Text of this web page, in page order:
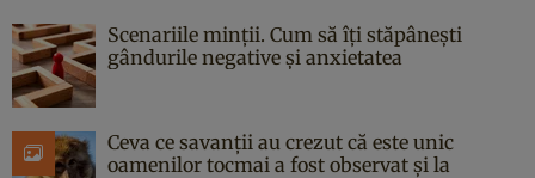
Scenariile minții. Cum să îți stăpânești
gândurile negative și anxietatea
Ceva ce savanții au crezut că este unic
oamenilor tocmai a fost observat și la